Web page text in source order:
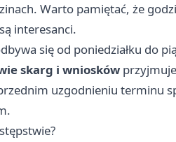
Warto pamiętać, że
interesanci.
się od poniedziałku do
skarg i wniosków
uzgodnieniu terminu